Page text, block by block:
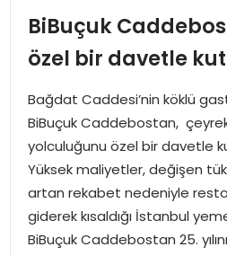
GÜNCEL
TEKNOLOJI
EĞITIM
SPOR
MAGAZIN
BiBuçuk
özel bir davetle
Bağdat Caddesi’nin köklü
BiBuçuk Caddebostan, çeyrek
yolculuğunu özel bir davetle
Yüksek maliyetler, değişen
artan rekabet nedeniyle
giderek kısaldığı İstanbul
BiBuçuk Caddebostan 25.